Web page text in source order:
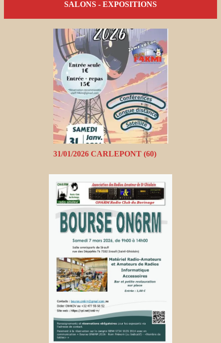
SALONS - EXPOSITIONS
31/01/2026 CARLEPONT (60)